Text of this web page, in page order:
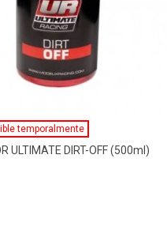
Ver Más
temporalmente
ULTIMATE DIRT-OFF (500ml)